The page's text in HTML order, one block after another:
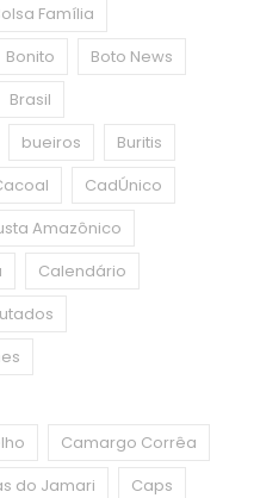
Família
Bonito
Boto News
Brasil
bueiros
Buritis
CadÚnico
Amazônico
Calendário
Camargo Corrêa
do Jamari
Caps